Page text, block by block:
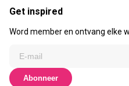
Get inspired
Word member en ontvang elke
Abonneer